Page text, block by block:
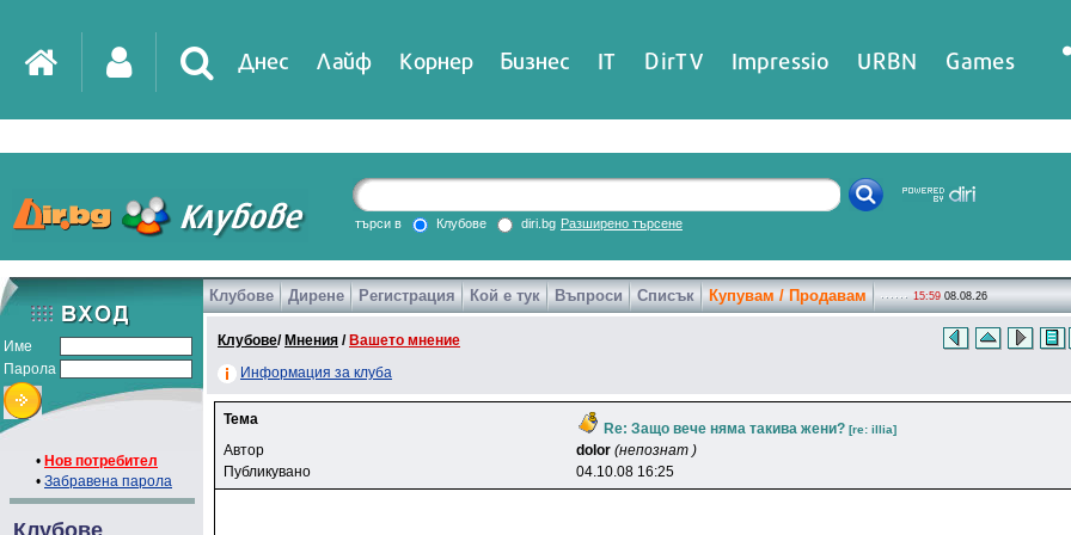
Днес Лайф Корнер Бизнес IT DirTV Impressio URBN Games
търси в Клубове diri.bg Разширено търсене
Име
Парола
• Нов потребител
• Забравена парола
Клубове
Клубове Дирене Регистрация Кой е тук Въпроси Списък Купувам / Продавам 15:59 08.08.26
Клубове/ Мнения / Вашето мнение
Информация за клуба
Тема
Re: Защо вече няма такива жени? [re: illia]
Автор dolor (непознат )
Публикувано
04.10.08 16:25